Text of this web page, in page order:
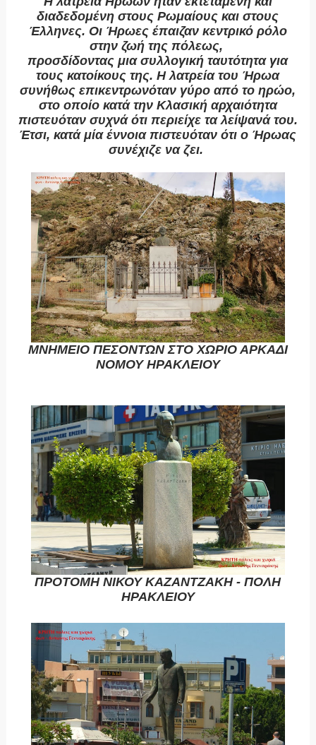
διαδεδομένη στους Ρωμαίους και στους
Έλληνες. Οι Ήρωες έπαιζαν κεντρικό ρόλο
στην ζωή της πόλεως,
προσδίδοντας μια συλλογική ταυτότητα για
τους κατοίκους της. Η λατρεία του Ήρωα
συνήθως επικεντρωνόταν γύρο από το ηρώο,
στο οποίο κατά την Κλασική αρχαιότητα
πιστευόταν συχνά ότι περιείχε τα λείψανά του.
Έτσι, κατά μία έννοια πιστευόταν ότι ο Ήρωας
συνέχιζε να ζει.
ΜΝΗΜΕΙΟ ΠΕΣΟΝΤΩΝ ΣΤΟ ΧΩΡΙΟ ΑΡΚΑΔΙ
ΝΟΜΟΥ ΗΡΑΚΛΕΙΟΥ
ΠΡΟΤΟΜΗ ΝΙΚΟΥ ΚΑΖΑΝΤΖΑΚΗ - ΠΟΛΗ
ΗΡΑΚΛΕΙΟΥ